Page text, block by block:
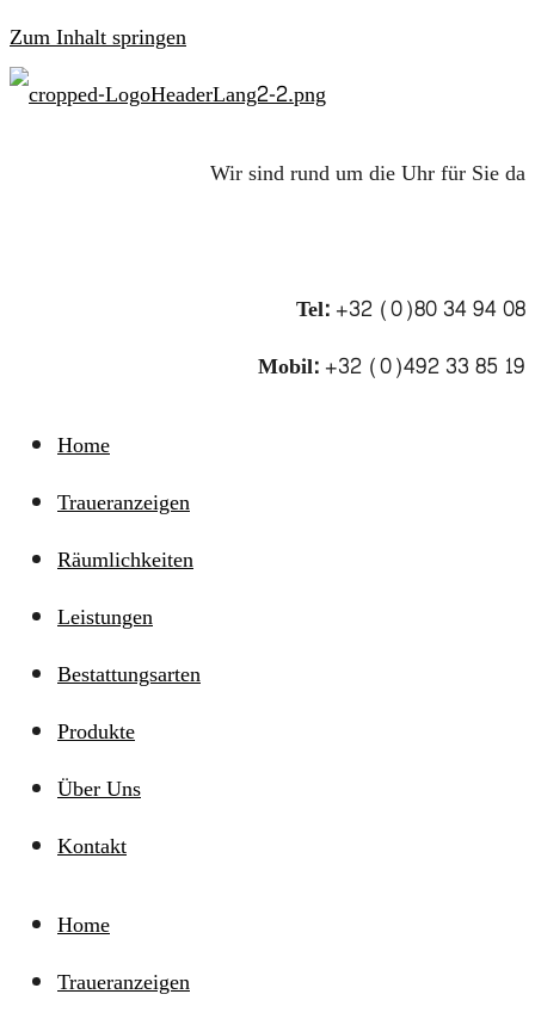
Zum Inhalt springen
Wir sind rund um die Uhr für Sie da
Tel:+32 (0)80 34 94 08
Mobil:+32 (0)492 33 85 19
Home
Traueranzeigen
Räumlichkeiten
Leistungen
Bestattungsarten
Produkte
Über Uns
Kontakt
Home
Traueranzeigen